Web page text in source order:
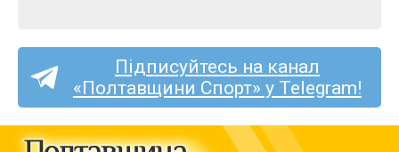
Підписуйтесь на канал
«Полтавщини Спорт» у Telegram!